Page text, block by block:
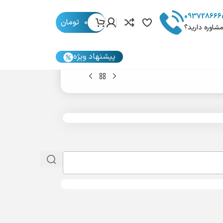
دارید؟
0 تومان
پیشنهاد ویژه